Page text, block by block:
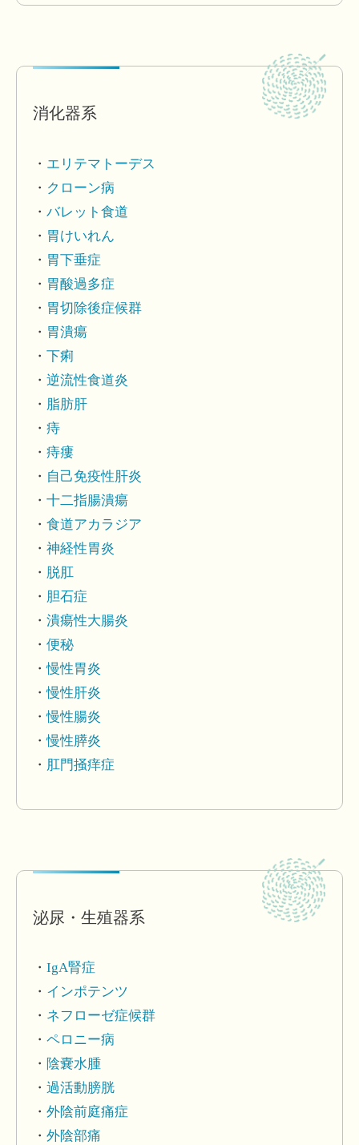
消化器系
エリテマトーデス
クローン病
バレット食道
胃けいれん
胃下垂症
胃酸過多症
胃切除後症候群
胃潰瘍
下痢
逆流性食道炎
脂肪肝
痔
痔瘻
自己免疫性肝炎
十二指腸潰瘍
食道アカラジア
神経性胃炎
脱肛
胆石症
潰瘍性大腸炎
便秘
慢性胃炎
慢性肝炎
慢性腸炎
慢性膵炎
肛門掻痒症
泌尿・生殖器系
IgA腎症
インポテンツ
ネフローゼ症候群
ペロニー病
陰嚢水腫
過活動膀胱
外陰前庭痛症
外陰部痛